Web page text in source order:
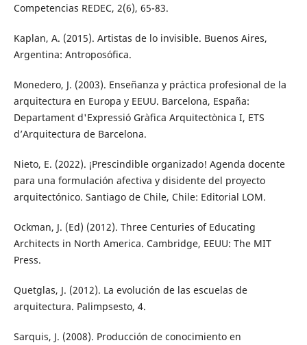
Competencias REDEC, 2(6), 65-83.
Kaplan, A. (2015). Artistas de lo invisible. Buenos Aires,
Argentina: Antroposófica.
Monedero, J. (2003). Enseñanza y práctica profesional de la
arquitectura en Europa y EEUU. Barcelona, España:
Departament d'Expressió Gràfica Arquitectònica I, ETS
d’Arquitectura de Barcelona.
Nieto, E. (2022). ¡Prescindible organizado! Agenda docente
para una formulación afectiva y disidente del proyecto
arquitectónico. Santiago de Chile, Chile: Editorial LOM.
Ockman, J. (Ed) (2012). Three Centuries of Educating
Architects in North America. Cambridge, EEUU: The MIT
Press.
Quetglas, J. (2012). La evolución de las escuelas de
arquitectura. Palimpsesto, 4.
Sarquis, J. (2008). Producción de conocimiento en